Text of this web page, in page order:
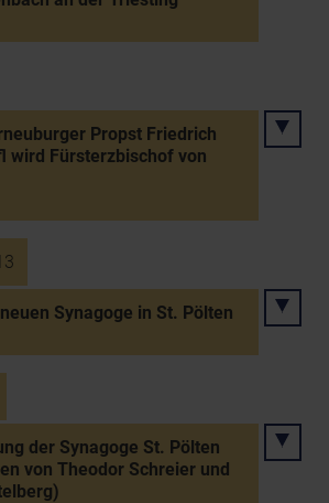
Propst Friedrich
wird Fürsterzbischof von
Synagoge in St. Pölten
der Synagoge St. Pölten
von Theodor Schreier und